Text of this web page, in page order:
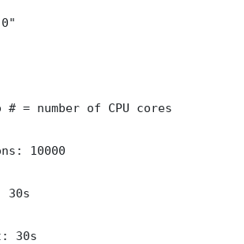
= number of CPU cores
10000
30s
30s